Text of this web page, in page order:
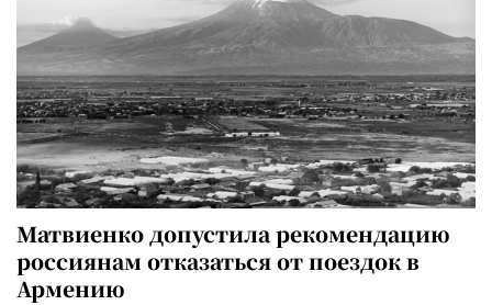
Матвиенко допустила рекомендацию
россиянам отказаться от поездок в
Армению